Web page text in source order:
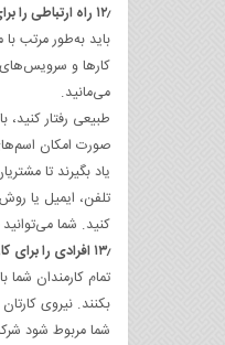
۱۲٫ راه ارتباطی را برای افزایش وفاداری مشتریان باز بگذارید
باید به‌طور مرتب
کارها و
می‌مانید.
طبیعی رفتار
صورت امکان اسم‌های
یاد بگیرند تا
تلفن، ایمیل یا
کنید. شما
۱۳٫ افرادی را برای کار در شبکه‌های اجتماعی در نظر بگیرید
تمام کارمندان شما
بکنند. نیروی
شما مربوط شود